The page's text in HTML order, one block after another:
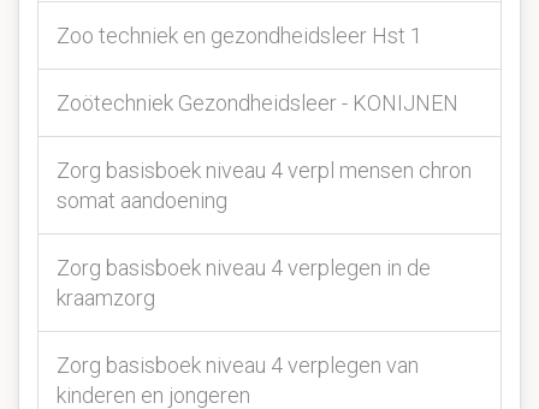
Zoo techniek en gezondheidsleer Hst 1
Zoötechniek Gezondheidsleer - KONIJNEN
Zorg basisboek niveau 4 verpl mensen chron
somat aandoening
Zorg basisboek niveau 4 verplegen in de
kraamzorg
Zorg basisboek niveau 4 verplegen van
kinderen en jongeren